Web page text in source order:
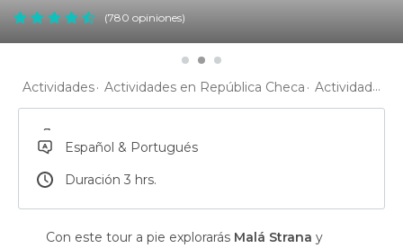
(780 opiniones)
Actividades Actividades en República Checa Actividades en Bohemia
Español & Portugués
Duración 3 hrs.
Con este tour a pie explorarás Malá Strana y